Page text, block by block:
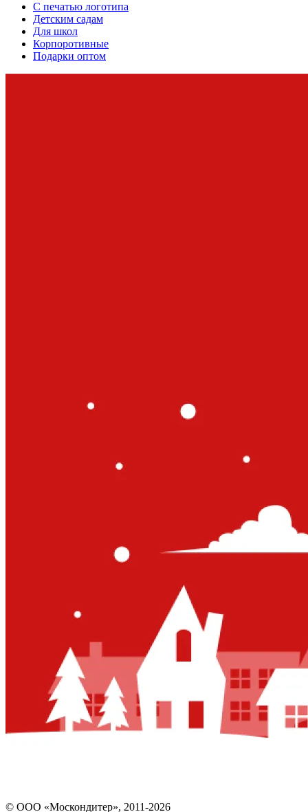
С печатью логотипа
Детским садам
Для школ
Корпоротивные
Подарки оптом
© ООО «Москондитер», 2011-2026